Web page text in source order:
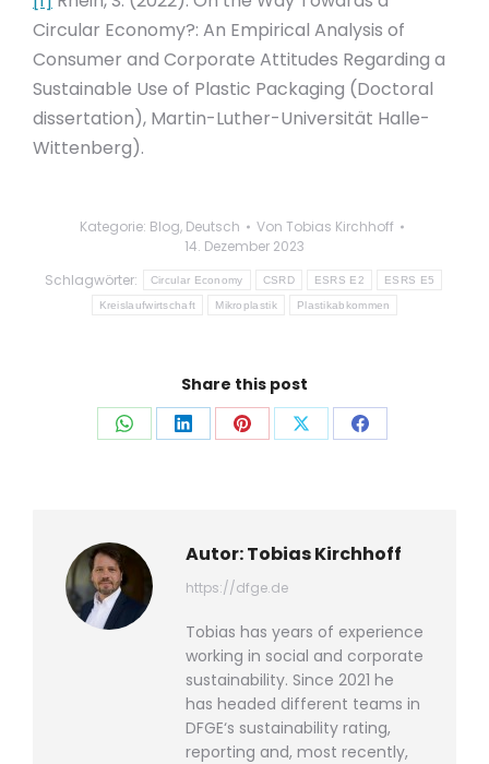
Circular Economy?: An Empirical Analysis of
Consumer and Corporate Attitudes Regarding a
Sustainable Use of Plastic Packaging (Doctoral
dissertation), Martin-Luther-Universität Halle-
Wittenberg).
Kategorie: Blog, Deutsch Von Tobias Kirchhoff
14. Dezember 2023
Schlagwörter:
Circular Economy CSRD ESRS E2 ESRS E5
Kreislaufwirtschaft Mikroplastik Plastikabkommen
Share this post
Auf
Auf
Auf
Auf
Auf
Autor:Tobias Kirchhoff
https://dfge.de
Tobias has years of experience
working in social and corporate
sustainability. Since 2021 he
has headed different teams in
DFGE‘s sustainability rating,
reporting and, most recently,